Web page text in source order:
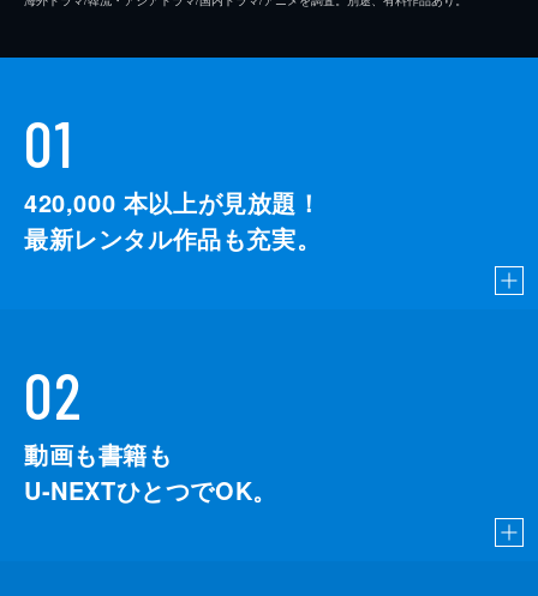
01
420,000 本以上が見放題！
最新レンタル作品も充実。
02
動画も書籍も
U-NEXTひとつでOK。